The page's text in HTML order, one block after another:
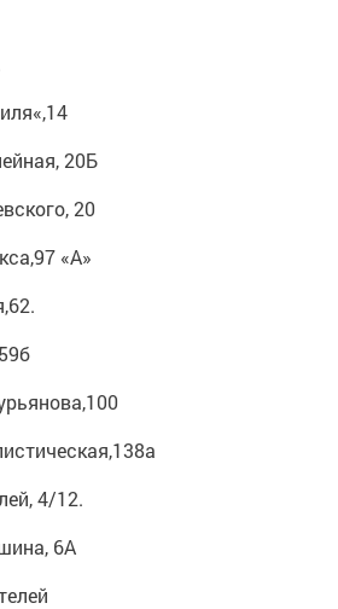
20Б
20
«А»
4/12.
6А